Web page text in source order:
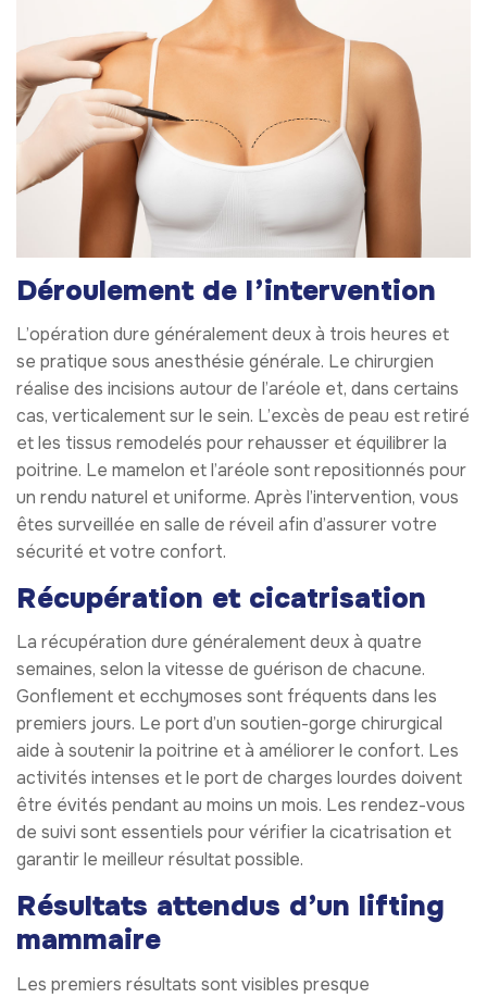
Déroulement de l’intervention
L’opération dure généralement deux à trois heures et
se pratique sous anesthésie générale. Le chirurgien
réalise des incisions autour de l’aréole et, dans certains
cas, verticalement sur le sein. L’excès de peau est retiré
et les tissus remodelés pour rehausser et équilibrer la
poitrine. Le mamelon et l’aréole sont repositionnés pour
un rendu naturel et uniforme. Après l’intervention, vous
êtes surveillée en salle de réveil afin d’assurer votre
sécurité et votre confort.
Récupération et cicatrisation
La récupération dure généralement deux à quatre
semaines, selon la vitesse de guérison de chacune.
Gonflement et ecchymoses sont fréquents dans les
premiers jours. Le port d’un soutien-gorge chirurgical
aide à soutenir la poitrine et à améliorer le confort. Les
activités intenses et le port de charges lourdes doivent
être évités pendant au moins un mois. Les rendez-vous
de suivi sont essentiels pour vérifier la cicatrisation et
garantir le meilleur résultat possible.
Résultats attendus d’un lifting
mammaire
Les premiers résultats sont visibles presque